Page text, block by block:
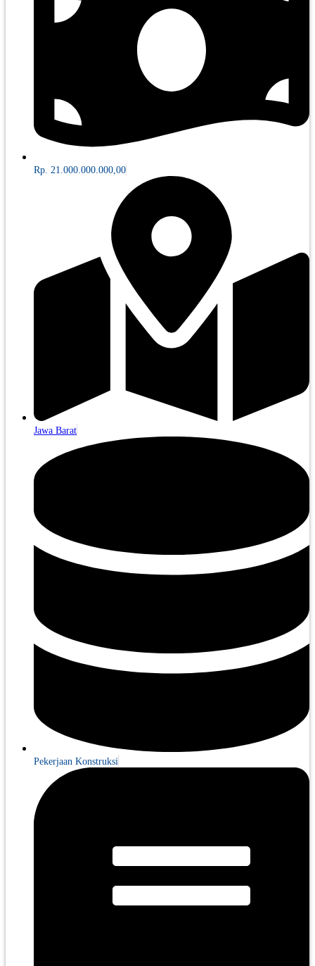
Rp. 21.000.000.000,00
Jawa Barat
Pekerjaan Konstruksi